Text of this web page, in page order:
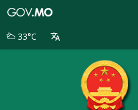
別
33°C